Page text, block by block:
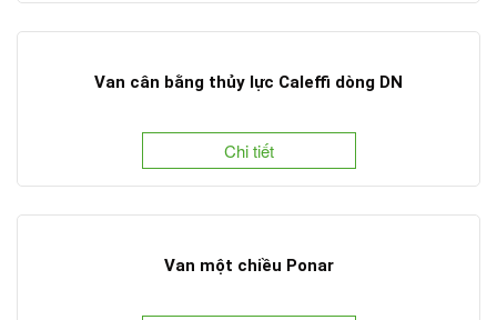
Van cân bằng thủy lực Caleffi dòng DN
Chi tiết
Van một chiều Ponar